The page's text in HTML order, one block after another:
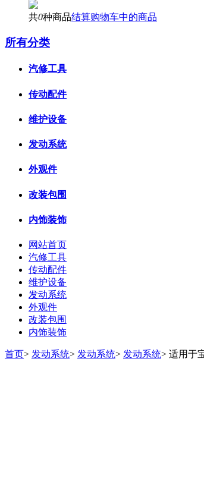
共0种商品结算购物车中的商品
所有分类
汽修工具
传动配件
维护设备
发动系统
外观件
改装包围
内饰装饰
网站首页
汽修工具
传动配件
维护设备
发动系统
外观件
改装包围
内饰装饰
首页> 发动系统> 发动系统> 发动系统> 适用于